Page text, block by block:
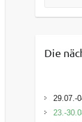
Die
29.07.-
23.-